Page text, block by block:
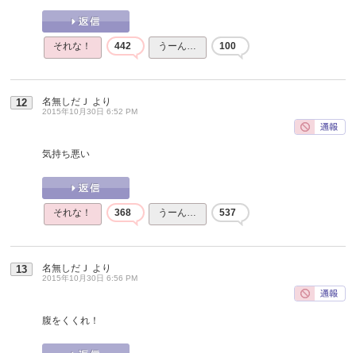
それな！ 442 うーん… 100
12 名無しだＪ より
2015年10月30日 6:52 PM
気持ち悪い
それな！ 368 うーん… 537
13 名無しだＪ より
2015年10月30日 6:56 PM
腹をくくれ！